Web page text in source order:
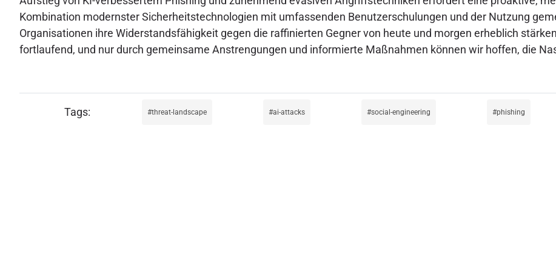
Kombination modernster Sicherheitstechnologien mit umfassenden Benutzerschulungen und der Nutzung
Organisationen ihre Widerstandsfähigkeit gegen die raffinierten Gegner von heute und morgen erheblich
fortlaufend, und nur durch gemeinsame Anstrengungen und informierte Maßnahmen können wir hoffen, die
threat-landscape ai-attacks social-engineering phishing